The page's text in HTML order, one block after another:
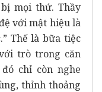
mọi thứ. Thầy
với mật hiệu là
Thế là bữa tiệc
trò trong căn
chỉ còn nghe
thỉnh thoảng